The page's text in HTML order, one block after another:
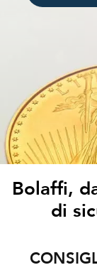
Bolaffi,
di